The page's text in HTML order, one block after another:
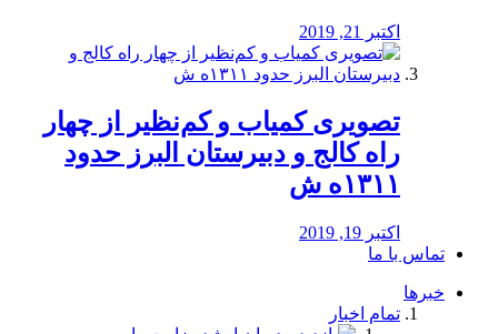
اکتبر 21, 2019
️تصویری کمیاب و کم‌نظیر از چهار
راه كالج و دبيرستان البرز حدود
۱۳۱۱ه ش
اکتبر 19, 2019
تماس با ما
خبرها
تمام اخبار